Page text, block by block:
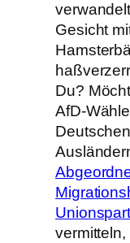
Gesicht
Du?
AfD-
vermitteln,